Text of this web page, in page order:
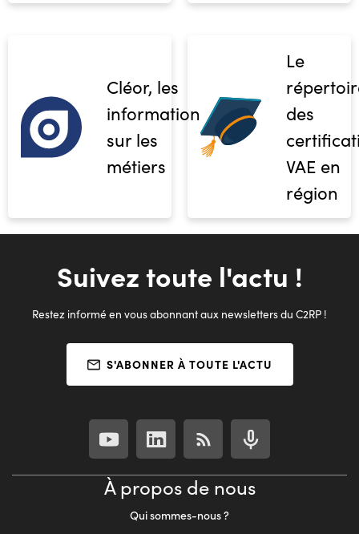
Cléor, les
informations
sur les
métiers
Le
des
VAE en
région
Suivez toute l'actu !
Restez informé en vous abonnant aux newsletters du C2RP !
S'ABONNER À TOUTE L'ACTU
À propos de nous
Qui sommes-nous ?